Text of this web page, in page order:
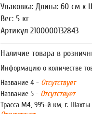
Упаковка: Длина: 60 см x
Вес: 5 кг
Артикул 2100000132843
Наличие товара в
Информацию о количестве
Название 4 - Отсутствует
Название 5 - Отсутствует
Трасса М4, 995-й км, г.